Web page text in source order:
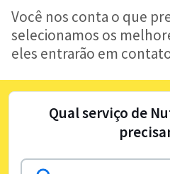
Você nos conta o que
selecionamos os
eles entrarão em
Qual serviço de